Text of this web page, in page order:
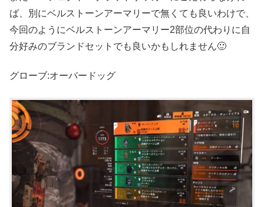
ば、別にベルストーンアーマリーで無くても良いわけで、
今回のようにベルストーンアーマリー2部位の代わりに自
分好みのブランドセットでも良いかもしれません🙂
グローブ:オーバードッグ